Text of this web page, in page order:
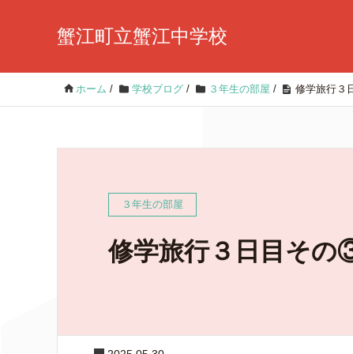
蟹江町立蟹江中学校
ホーム / 学校ブログ / ３年生の部屋 / 修学旅行３
３年生の部屋
修学旅行３日目その